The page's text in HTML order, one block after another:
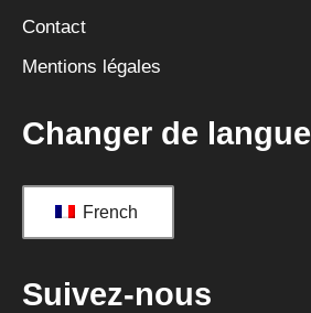
Contact
Mentions légales
Changer de langue
French
Suivez-nous